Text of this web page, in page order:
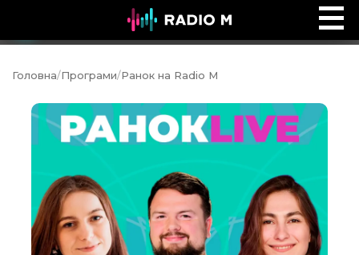
Ефір Radio M
Головна/Програми/Ранок на Radio M